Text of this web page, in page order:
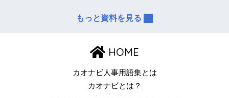
もっと資料を見る
HOME
カオナビ人事用語集とは
カオナビとは？